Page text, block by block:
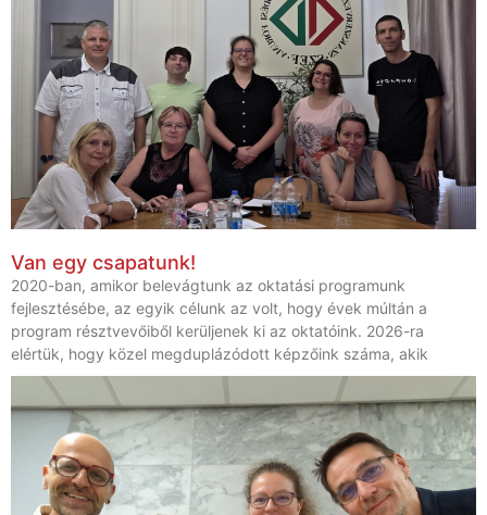
Van egy csapatunk!
2020-ban, amikor belevágtunk az oktatási programunk
fejlesztésébe, az egyik célunk az volt, hogy évek múltán a
program résztvevőiből kerüljenek ki az oktatóink. 2026-ra
elértük, hogy közel megduplázódott képzőink száma, akik